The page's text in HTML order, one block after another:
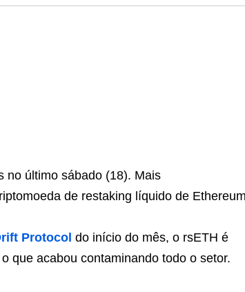
no último sábado (18). Mais
de restaking líquido de
Protocol do início do mês, o rsETH é
que acabou contaminando todo o setor.